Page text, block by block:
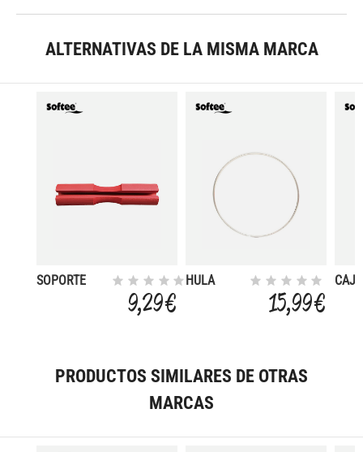
ALTERNATIVAS DE LA MISMA MARCA
SOPORTE
9,29 €
HULA
15,99 €
PRODUCTOS SIMILARES DE OTRAS
MARCAS